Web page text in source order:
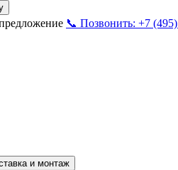
📞 Позвонить: +7
и монтаж